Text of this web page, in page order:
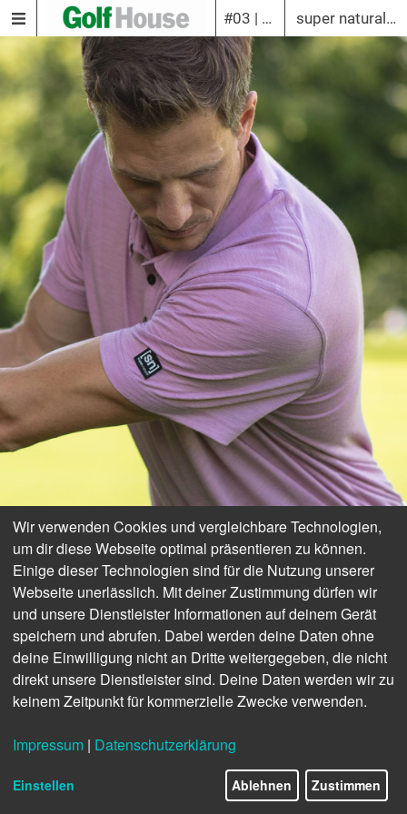
#03 | 2021 super natural Herren
PURISTISCHES DESIGN
Wir verwenden Cookies und vergleichbare Technologien,
um dir diese Webseite optimal präsentieren zu können.
Einige dieser Technologien sind für die Nutzung unserer
Webseite unerlässlich. Mit deiner Zustimmung dürfen wir
und unsere Dienstleister Informationen auf deinem Gerät
speichern und abrufen. Dabei werden deine Daten ohne
deine Einwilligung nicht an Dritte weitergegeben, die nicht
direkt unsere Dienstleister sind. Deine Daten werden wir zu
keinem Zeitpunkt für kommerzielle Zwecke verwenden.
Impressum | Datenschutzerklärung
Einstellen Ablehnen Zustimmen